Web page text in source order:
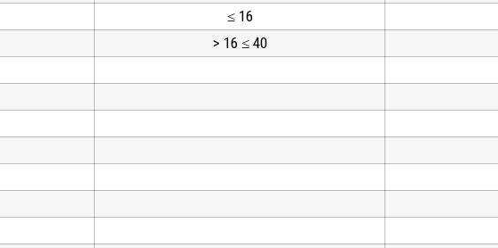
≤ 16
> 16 ≤ 40